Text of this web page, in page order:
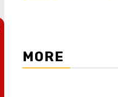
MORE